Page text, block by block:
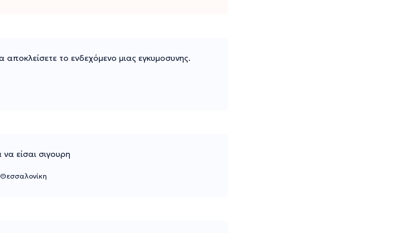
το ενδεχόμενο μιας εγκυμοσυνης.
είσαι σιγουρη
Θεσσαλονίκη